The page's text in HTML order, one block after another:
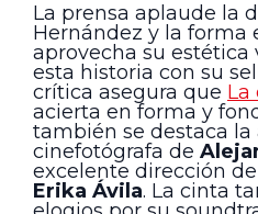
La prensa aplaude la
Hernández y la forma
aprovecha su estética
esta historia con su
crítica asegura que La
acierta en forma y
también se destaca la
cinefotógrafa de
excelente dirección
Erika Ávila. La cinta